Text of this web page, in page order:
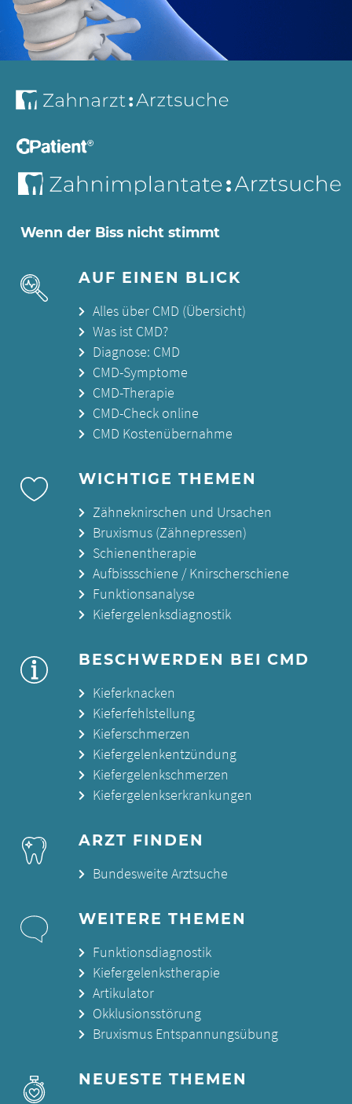
Wenn der Biss nicht stimmt
AUF EINEN BLICK
Alles über CMD (Übersicht)
Was ist CMD?
Diagnose: CMD
CMD-Symptome
CMD-Therapie
CMD-Check online
CMD Kostenübernahme
WICHTIGE THEMEN
Zähneknirschen und Ursachen
Bruxismus (Zähnepressen)
Schienentherapie
Aufbissschiene / Knirscherschiene
Funktionsanalyse
Kiefergelenksdiagnostik
BESCHWERDEN BEI CMD
Kieferknacken
Kieferfehlstellung
Kieferschmerzen
Kiefergelenkentzündung
Kiefergelenkschmerzen
Kiefergelenkserkrankungen
ARZT FINDEN
Bundesweite Arztsuche
WEITERE THEMEN
Funktionsdiagnostik
Kiefergelenkstherapie
Artikulator
Okklusionsstörung
Bruxismus Entspannungsübung
NEUESTE THEMEN